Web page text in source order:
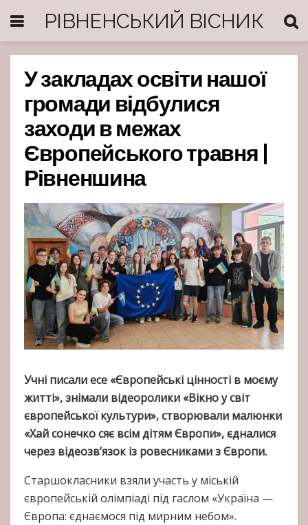
РІВНЕНСЬКИЙ ВІСНИК
У закладах освіти нашої
громади відбулися
заходи в межах
Європейського травня |
Рівненшина
Учні писали есе «Європейські цінності в моєму
житті», знімали відеоролики «Вікно у світ
європейської культури», створювали малюнки
«Хай сонечко сяє всім дітям Європи», єдналися
через відеозв’язок із ровесниками з Європи.
Старшокласники взяли участь у міській
європейській олімпіаді під гаслом «Україна —
Європа: єднаємося під мирним небом».